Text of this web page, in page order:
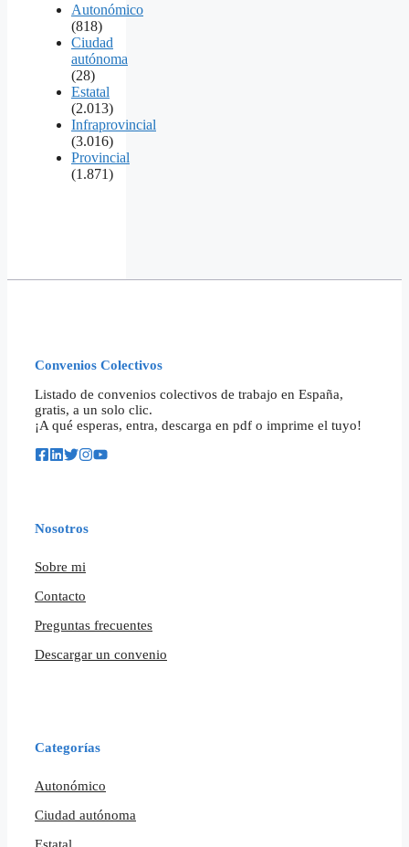
Autonómico
(818)
Ciudad
autónoma
(28)
Estatal
(2.013)
Infraprovincial
(3.016)
Provincial
(1.871)
Convenios Colectivos
Listado de convenios colectivos de trabajo en España,
gratis, a un solo clic.
¡A qué esperas, entra, descarga en pdf o imprime el tuyo!
Nosotros
Sobre mi
Contacto
Preguntas frecuentes
Descargar un convenio
Categorías
Autonómico
Ciudad autónoma